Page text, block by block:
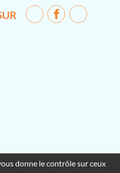
donne le contrôle sur ceux